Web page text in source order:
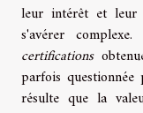
leur intérêt et leur
s'avérer
certifications
parfois
résulte que la